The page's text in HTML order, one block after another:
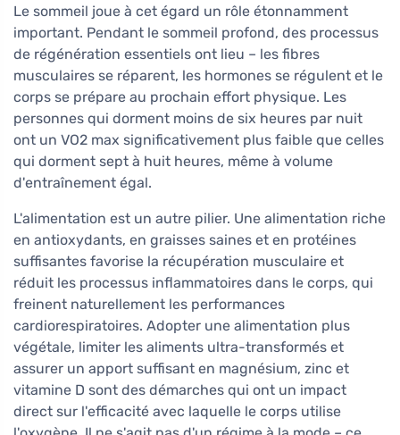
Le sommeil joue à cet égard un rôle étonnamment
important. Pendant le sommeil profond, des processus
de régénération essentiels ont lieu – les fibres
musculaires se réparent, les hormones se régulent et le
corps se prépare au prochain effort physique. Les
personnes qui dorment moins de six heures par nuit
ont un VO2 max significativement plus faible que celles
qui dorment sept à huit heures, même à volume
d'entraînement égal.
L'alimentation est un autre pilier. Une alimentation riche
en antioxydants, en graisses saines et en protéines
suffisantes favorise la récupération musculaire et
réduit les processus inflammatoires dans le corps, qui
freinent naturellement les performances
cardiorespiratoires. Adopter une alimentation plus
végétale, limiter les aliments ultra-transformés et
assurer un apport suffisant en magnésium, zinc et
vitamine D sont des démarches qui ont un impact
direct sur l'efficacité avec laquelle le corps utilise